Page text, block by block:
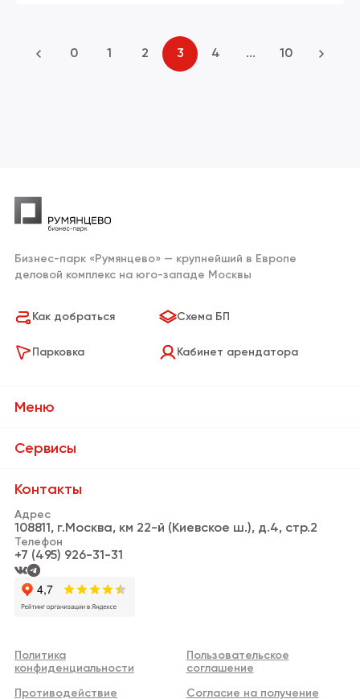
0 1 2 3 4 ... 10
Бизнес-парк «Румянцево» — крупнейший в Европе
деловой комплекс на юго-западе Москвы
Меню
О Бизнес-парке
Резиденты
Новости
Видео
Аренда
Контакты
Сервисы
Банки и банкоматы
Пункты выдачи заказов
Кафе и рестораны
Информационная стойка
Нотариус
WI-FI
Контакты
Адрес
108811, г.Москва, км 22-й (Киевское ш.), д.4, стр.2
Телефон
+7 (495) 926-31-31
Как добраться Схема БП
Парковка Кабинет арендатора
Политика
конфиденциальности
Пользовательское
соглашение
Противодействие Согласие на получение